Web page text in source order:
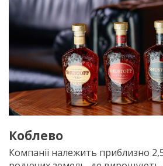
Коблево
Компанії належить приблизно